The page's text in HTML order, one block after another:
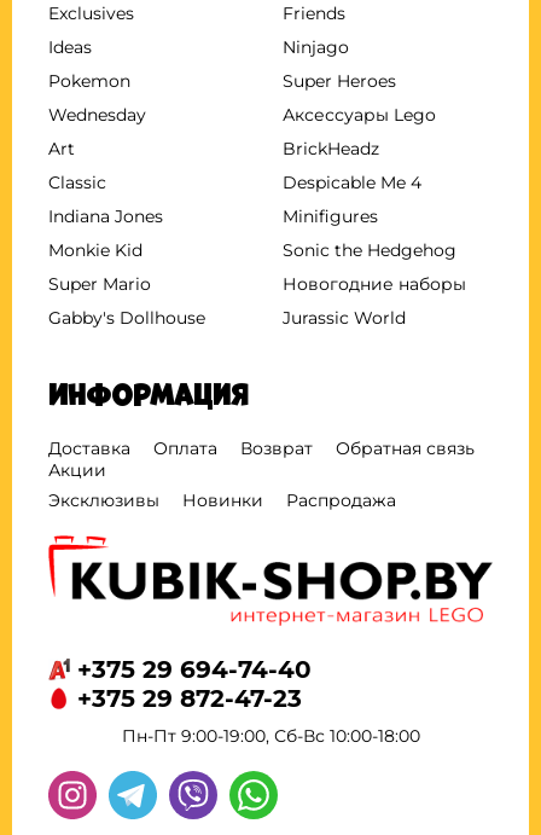
Exclusives
Friends
Ideas
Ninjago
Pokemon
Super Heroes
Wednesday
Аксессуары Lego
Art
BrickHeadz
Classic
Despicable Me 4
Indiana Jones
Minifigures
Monkie Kid
Sonic the Hedgehog
Super Mario
Новогодние наборы
Gabby's Dollhouse
Jurassic World
Информация
Доставка Оплата Возврат
Обратная связь
Акции
Эксклюзивы
Новинки Распродажа
+375 29 694-74-40
+375 29 872-47-23
Пн-Пт 9:00-19:00, Сб-Вс 10:00-18:00